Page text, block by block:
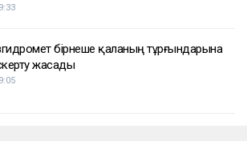
бірнеше қаланың тұрғындарына
жасады